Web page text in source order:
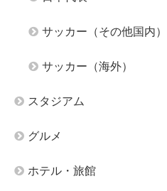
サッカー（その他国内）
サッカー（海外）
スタジアム
グルメ
ホテル・旅館